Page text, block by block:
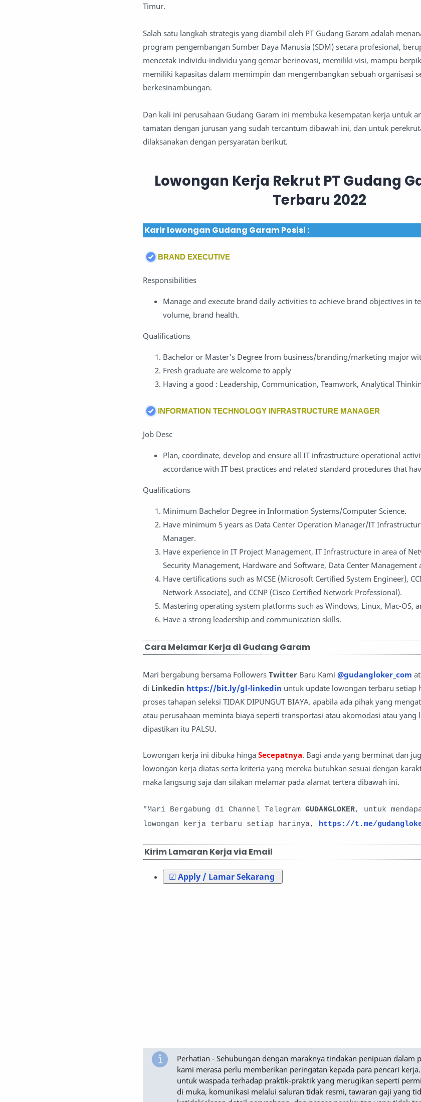
Timur.
Salah satu langkah strategis yang diambil oleh PT Gudang Garam adalah
program pengembangan Sumber Daya Manusia (SDM) secara profesional,
mencetak individu-individu yang gemar berinovasi, memiliki visi, mampu
memiliki kapasitas dalam memimpin dan mengembangkan sebuah organisasi
berkesinambungan.
Dan kali ini perusahaan Gudang Garam ini membuka kesempatan kerja untuk
tamatan dengan jurusan yang sudah tercantum dibawah ini, dan untuk
dilaksanakan dengan persyaratan berikut.
Lowongan Kerja Rekrut PT Gudang
Terbaru 2022
Karir lowongan Gudang Garam Posisi :
BRAND EXECUTIVE
Responsibilities
Manage and execute brand daily activities to achieve brand objectives in
volume, brand health.
Qualifications
Bachelor or Master's Degree from business/branding/marketing major
Fresh graduate are welcome to apply
Having a good : Leadership, Communication, Teamwork, Analytical
INFORMATION TECHNOLOGY INFRASTRUCTURE MANAGER
Job Desc
Plan, coordinate, develop and ensure all IT infrastructure operational
accordance with IT best practices and related standard procedures that
Qualifications
Minimum Bachelor Degree in Information Systems/Computer Science.
Have minimum 5 years as Data Center Operation Manager/IT
Manager.
Have experience in IT Project Management, IT Infrastructure in area of
Security Management, Hardware and Software, Data Center Management
Have certifications such as MCSE (Microsoft Certified System Engineer),
Network Associate), and CCNP (Cisco Certified Network Professional).
Mastering operating system platforms such as Windows, Linux, Mac-OS,
Have a strong leadership and communication skills.
Cara Melamar Kerja di Gudang Garam
Mari bergabung bersama Followers Twitter Baru Kami @gudangloker_com
di Linkedin https://bit.ly/gl-linkedin untuk update lowongan terbaru setiap
proses tahapan seleksi TIDAK DIPUNGUT BIAYA. apabila ada pihak yang
atau perusahaan meminta biaya seperti transportasi atau akomodasi atau yang
dipastikan itu PALSU.
Lowongan kerja ini dibuka hinga Secepatnya. Bagi anda yang berminat dan
lowongan kerja diatas serta kriteria yang mereka butuhkan sesuai dengan
maka langsung saja dan silakan melamar pada alamat tertera dibawah ini.
"Mari Bergabung di Channel Telegram GUDANGLOKER, untuk
lowongan kerja terbaru setiap harinya, https://t.me/
Kirim Lamaran Kerja via Email
☑ Apply / Lamar Sekarang
Perhatian - Sehubungan dengan maraknya tindakan penipuan dalam
kami merasa perlu memberikan peringatan kepada para pencari
untuk waspada terhadap praktik-praktik yang merugikan seperti
di muka, komunikasi melalui saluran tidak resmi, tawaran gaji yang